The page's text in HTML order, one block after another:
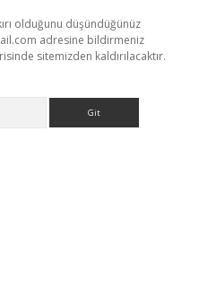
olduğunu düşündüğünüz
adresine bildirmeniz
sitemizden kaldırılacaktır.